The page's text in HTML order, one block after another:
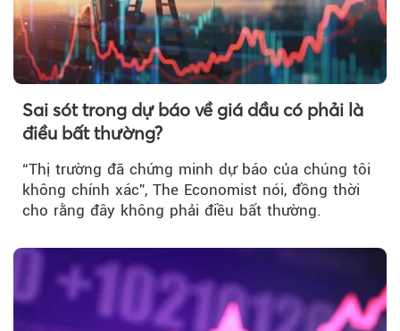
Sai sót trong dự báo về giá dầu có phải là
điều bất thường?
“Thị trường đã chứng minh dự báo của chúng tôi
không chính xác”, The Economist nói, đồng thời
cho rằng đây không phải điều bất thường.